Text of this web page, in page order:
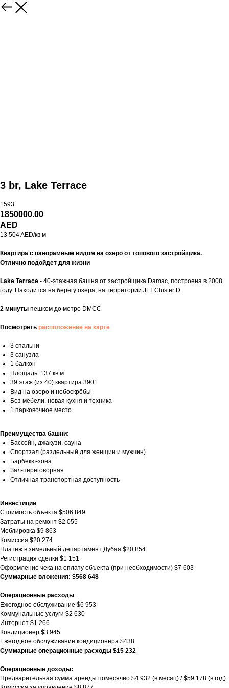
3 br, Lake Terrace
1593
1850000.00
AED
13 504 AED/кв м
Квартира с панорамным видом на озеро от топового застройщика.
Отлично подойдет для жизни
Lake Terrace - 40-этажная башня от застройщика Damac, построена в 2008
году. Находится на берегу озера, на территории JLT Cluster D.
2 минуты пешком до метро DMCC
Посмотреть расположение на карте
3 спальни
3 санузла
1 балкон
Площадь: 137 кв м
39 этаж (из 40) квартира 3901
Вид на озеро и небоскрёбы
Без мебели, новая кухня и техника
1 парковочное место
Преимущества башни:
Бассейн, джакузи, сауна
Спортзал (раздельный для женщин и мужчин)
Барбекю-зона
Зал-переговорная
Отличная транспортная доступность
Инвестиции
Стоимость объекта $506 849
Затраты на ремонт $2 055
Меблировка $9 863
Комиссия $20 274
Платеж в земельный департамент Дубая $20 854
Регистрация сделки $1 151
Оформление чека на оплату объекта (при необходимости) $7 603
Суммарные вложения: $568 648
Операционные расходы
Ежегодное обслуживание $6 953
Коммунальные услуги $2 630
Интернет $1 266
Кондиционер $3 945
Ежегодное обслуживание кондиционера $438
Суммарные операционные расходы $15 232
Операционные доходы:
Предварительная сумма аренды помесячно $4 932 (в месяц) / $59 178 (в год)